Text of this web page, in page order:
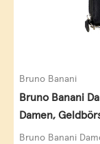
Bruno Banani
Bruno Banani
Damen,
schwarz
Bruno Banani